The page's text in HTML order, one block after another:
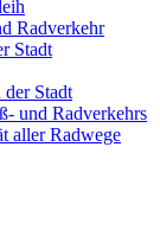
Radverkehr
Stadt
Stadt
und Radverkehrs
aller Radwege